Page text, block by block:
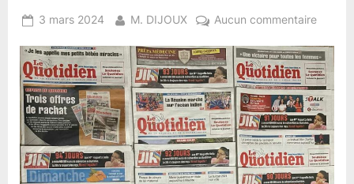
Posted
3 mars 2024 By
M. DIJOUX Aucun commentairesur
début
Mars